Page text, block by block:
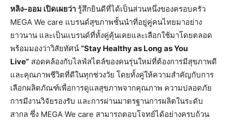
หลิง–ออม เปิดเผยว่า รู้สึกยินดีที่ได้เป็นส่วนหนึ่งของครอบครัว
MEGA We care แบรนด์สุขภาพชั้นนำที่อยู่คู่คนไทยมาอย่าง
ยาวนาน และเป็นแบรนด์ที่ทั้งคู่คุ้นเคยและเลือกใช้มาโดยตลอด
พร้อมมองว่าวิสัยทัศน์ “Stay Healthy as Long as You
Live” สอดคล้องกับไลฟ์สไตล์ของคนรุ่นใหม่ที่ต้องการมีสุขภาพดี
และคุณภาพชีวิตที่ดีในทุกช่วงวัย โดยทั้งคู่ให้ความสำคัญกับการ
เลือกผลิตภัณฑ์เพื่อการดูแลสุขภาพจากคุณภาพ ความปลอดภัย
การมีงานวิจัยรองรับ และการผ่านมาตรฐานการผลิตในระดับ
สากล ซึ่ง MEGA We care สามารถตอบโจทย์ได้อย่างครบถ้วน